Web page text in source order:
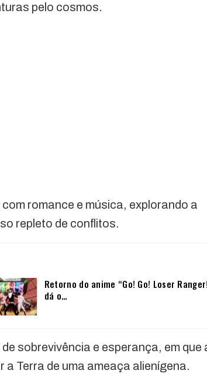
pelo cosmos.
romance e música, explorando a
repleto de conflitos.
Retorno do anime “Go! Go! Loser
dá o…
sobrevivência e esperança, em que
Terra de uma ameaça alienígena.